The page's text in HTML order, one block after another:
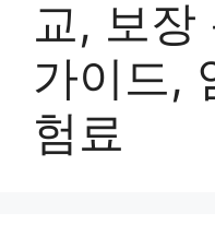
교, 보장
가이드,
험료